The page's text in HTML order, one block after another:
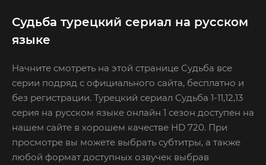
Судьба турецкий сериал на русском
языке
Начните смотреть на этой странице Судьба все
серии подряд с официального сайта, бесплатно и
без регистрации. Турецкий сериал Судьба 1-11,12,13
серия на русском языке онлайн 1 сезон доступен на
нашем сайте в хорошем качестве HD 720. При
просмотре вы можете выбрать субтитры, а также
любой формат доступных озвучек выбрав